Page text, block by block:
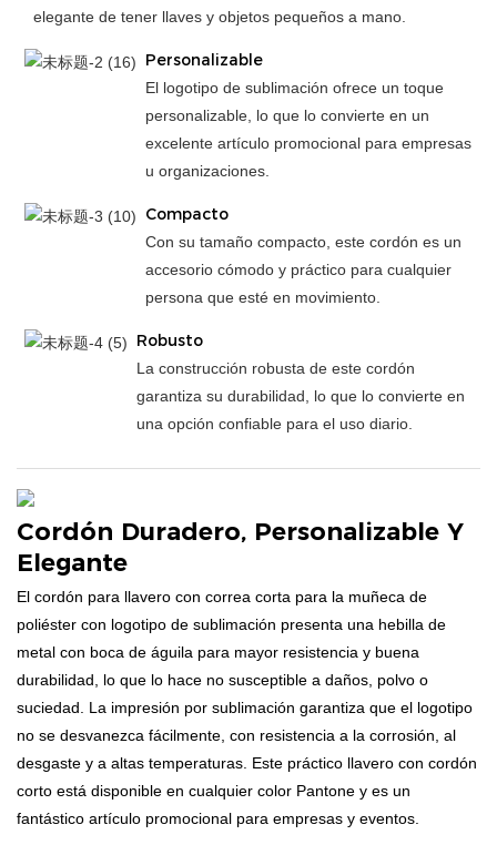
elegante de tener llaves y objetos pequeños a mano.
Personalizable
El logotipo de sublimación ofrece un toque
personalizable, lo que lo convierte en un
excelente artículo promocional para empresas
u organizaciones.
Compacto
Con su tamaño compacto, este cordón es un
accesorio cómodo y práctico para cualquier
persona que esté en movimiento.
Robusto
La construcción robusta de este cordón
garantiza su durabilidad, lo que lo convierte en
una opción confiable para el uso diario.
Cordón Duradero, Personalizable Y
Elegante
El cordón para llavero con correa corta para la muñeca de
poliéster con logotipo de sublimación presenta una hebilla de
metal con boca de águila para mayor resistencia y buena
durabilidad, lo que lo hace no susceptible a daños, polvo o
suciedad. La impresión por sublimación garantiza que el logotipo
no se desvanezca fácilmente, con resistencia a la corrosión, al
desgaste y a altas temperaturas. Este práctico llavero con cordón
corto está disponible en cualquier color Pantone y es un
fantástico artículo promocional para empresas y eventos.